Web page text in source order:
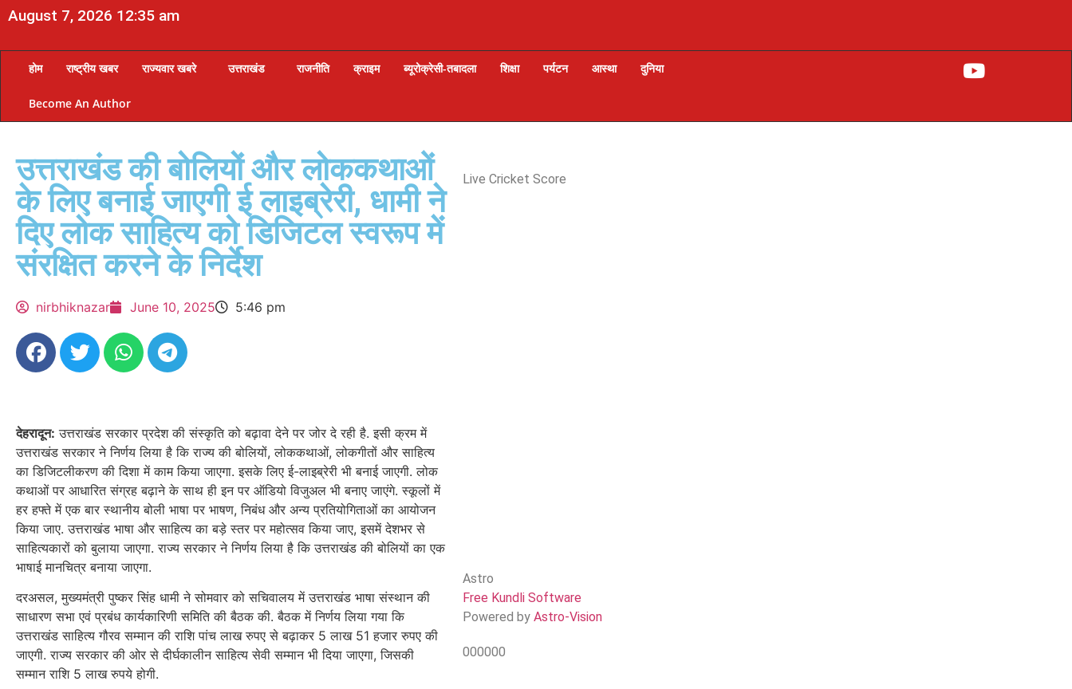
August 7, 2026 12:35 am
होम राष्ट्रीय खबर राज्यवार खबरे उत्तराखंड राजनीति क्राइम ब्यूरोक्रेसी-तबादला शिक्षा पर्यटन आस्था दुनिया
Become An Author
उत्तराखंड की बोलियों और लोककथाओं
के लिए बनाई जाएगी ई लाइब्रेरी, धामी ने
दिए लोक साहित्य को डिजिटल स्वरूप में
संरक्षित करने के निर्देश
nirbhiknazar June 10, 2025 5:46 pm
देहरादून: उत्तराखंड सरकार प्रदेश की संस्कृति को बढ़ावा देने पर जोर दे रही है. इसी क्रम में
उत्तराखंड सरकार ने निर्णय लिया है कि राज्य की बोलियों, लोककथाओं, लोकगीतों और साहित्य
का डिजिटलीकरण की दिशा में काम किया जाएगा. इसके लिए ई-लाइब्रेरी भी बनाई जाएगी. लोक
कथाओं पर आधारित संग्रह बढ़ाने के साथ ही इन पर ऑडियो विजुअल भी बनाए जाएंगे. स्कूलों में
हर हफ्ते में एक बार स्थानीय बोली भाषा पर भाषण, निबंध और अन्य प्रतियोगिताओं का आयोजन
किया जाए. उत्तराखंड भाषा और साहित्य का बड़े स्तर पर महोत्सव किया जाए, इसमें देशभर से
साहित्यकारों को बुलाया जाएगा. राज्य सरकार ने निर्णय लिया है कि उत्तराखंड की बोलियों का एक
भाषाई मानचित्र बनाया जाएगा.
दरअसल, मुख्यमंत्री पुष्कर सिंह धामी ने सोमवार को सचिवालय में उत्तराखंड भाषा संस्थान की
साधारण सभा एवं प्रबंध कार्यकारिणी समिति की बैठक की. बैठक में निर्णय लिया गया कि
उत्तराखंड साहित्य गौरव सम्मान की राशि पांच लाख रुपए से बढ़ाकर 5 लाख 51 हजार रुपए की
जाएगी. राज्य सरकार की ओर से दीर्घकालीन साहित्य सेवी सम्मान भी दिया जाएगा, जिसकी
सम्मान राशि 5 लाख रुपये होगी.
Live Cricket Score
Astro
Free Kundli Software
Powered by Astro-Vision
000000